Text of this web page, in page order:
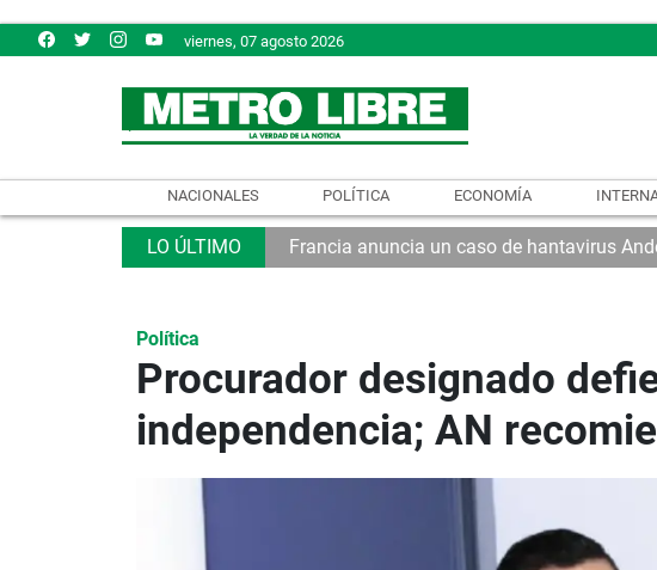
viernes, 07 agosto 2026
NACIONALES POLÍTICA ECONOMÍA
Francia anuncia un caso de hantavirus
Política
Procurador designado
independencia; AN